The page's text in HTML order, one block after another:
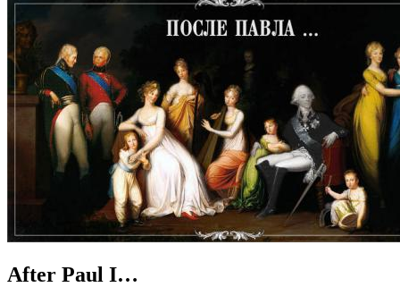
After Paul I…